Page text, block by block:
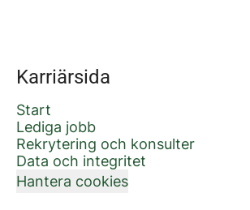
Karriärsida
Start
Lediga jobb
Rekrytering och konsulter
Data och integritet
Hantera cookies